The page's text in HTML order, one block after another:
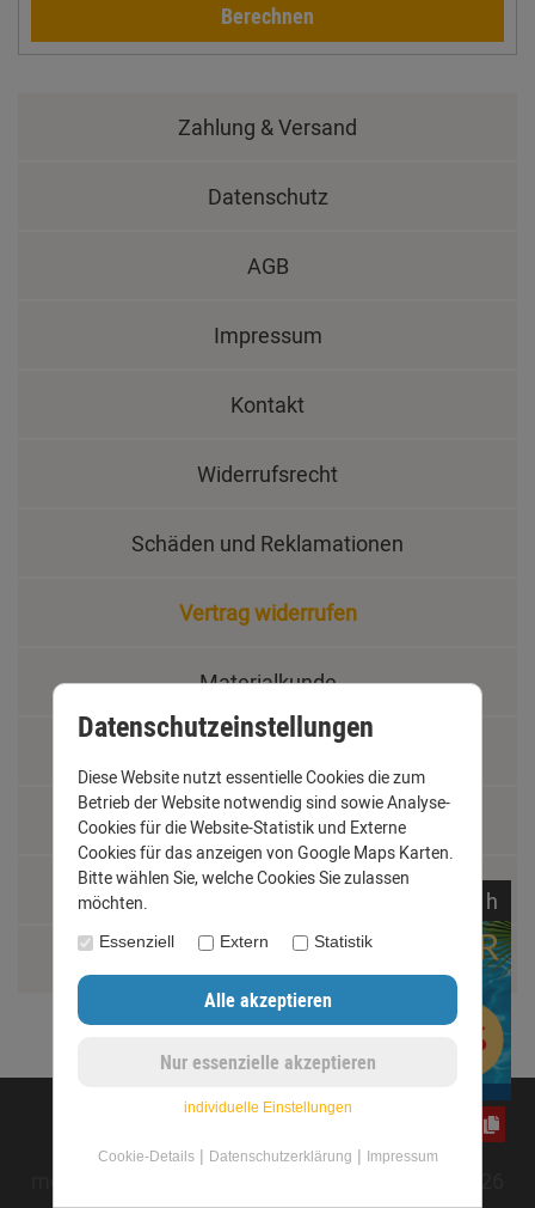
Berechnen
Zahlung & Versand
Datenschutz
AGB
Impressum
Kontakt
Widerrufsrecht
Schäden und Reklamationen
Vertrag widerrufen
Materialkunde
Jobs
Montage und Installationshilfen
Größentabelle
©opyright 2020 - www.dachrinnen-shop.de
h
Datenschutzeinstellungen
Diese Website nutzt essentielle Cookies die zum
Betrieb der Website notwendig sind sowie Analyse-
Cookies für die Website-Statistik und Externe
Cookies für das anzeigen von Google Maps Karten.
Bitte wählen Sie, welche Cookies Sie zulassen
möchten.
Essenziell Extern Statistik
individuelle Einstellungen
Cookie-Details| Datenschutzerklärung | Impressum